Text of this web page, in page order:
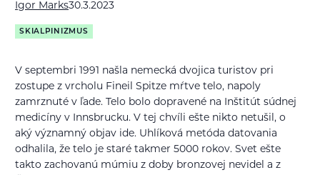
Igor Marks30.3.2023
SKIALPINIZMUS
V septembri 1991 našla nemecká dvojica turistov pri
zostupe z vrcholu Fineil Spitze mŕtve telo, napoly
zamrznuté v ľade. Telo bolo dopravené na Inštitút súdnej
medicíny v Innsbrucku. V tej chvíli ešte nikto netušil, o
aký významný objav ide. Uhlíková metóda datovania
odhalila, že telo je staré takmer 5000 rokov. Svet ešte
takto zachovanú múmiu z doby bronzovej nevidel a z